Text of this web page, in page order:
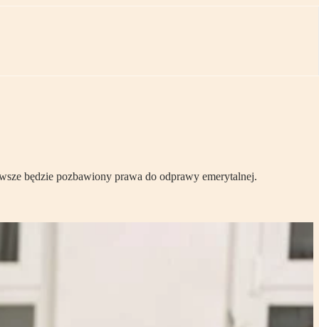
będzie pozbawiony prawa do odprawy emerytalnej.